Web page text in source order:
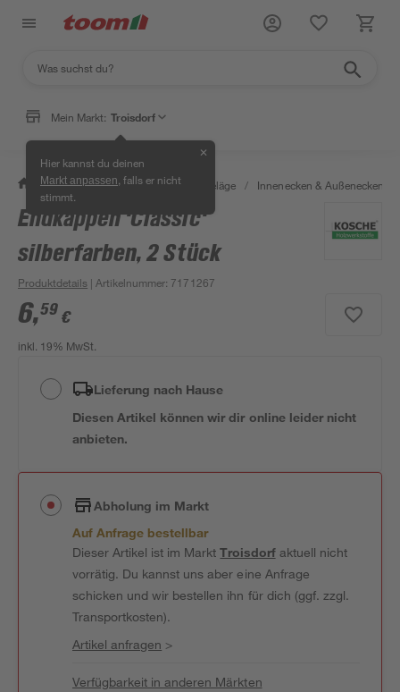
Mein Markt: Troisdorf
Hier kannst du deinen
Markt anpassen , falls er nicht
stimmt.
✕
/ Bauen & Renovieren / Bodenbeläge / Innenecken & Außenecken
Endkappen 'Classic'
silberfarben, 2 Stück
Produktdetails | Artikelnummer: 7171267
6,59 €
inkl. 19% MwSt.
Lieferung nach Hause
Diesen Artikel können wir dir online leider nicht
anbieten.
Abholung im Markt
Auf Anfrage bestellbar
Dieser Artikel ist im MarktTroisdorfaktuell nicht
vorrätig. Du kannst uns aber eine Anfrage
schicken und wir bestellen ihn für dich (ggf. zzgl.
Transportkosten).
Artikel anfragen >
Verfügbarkeit in anderen Märkten